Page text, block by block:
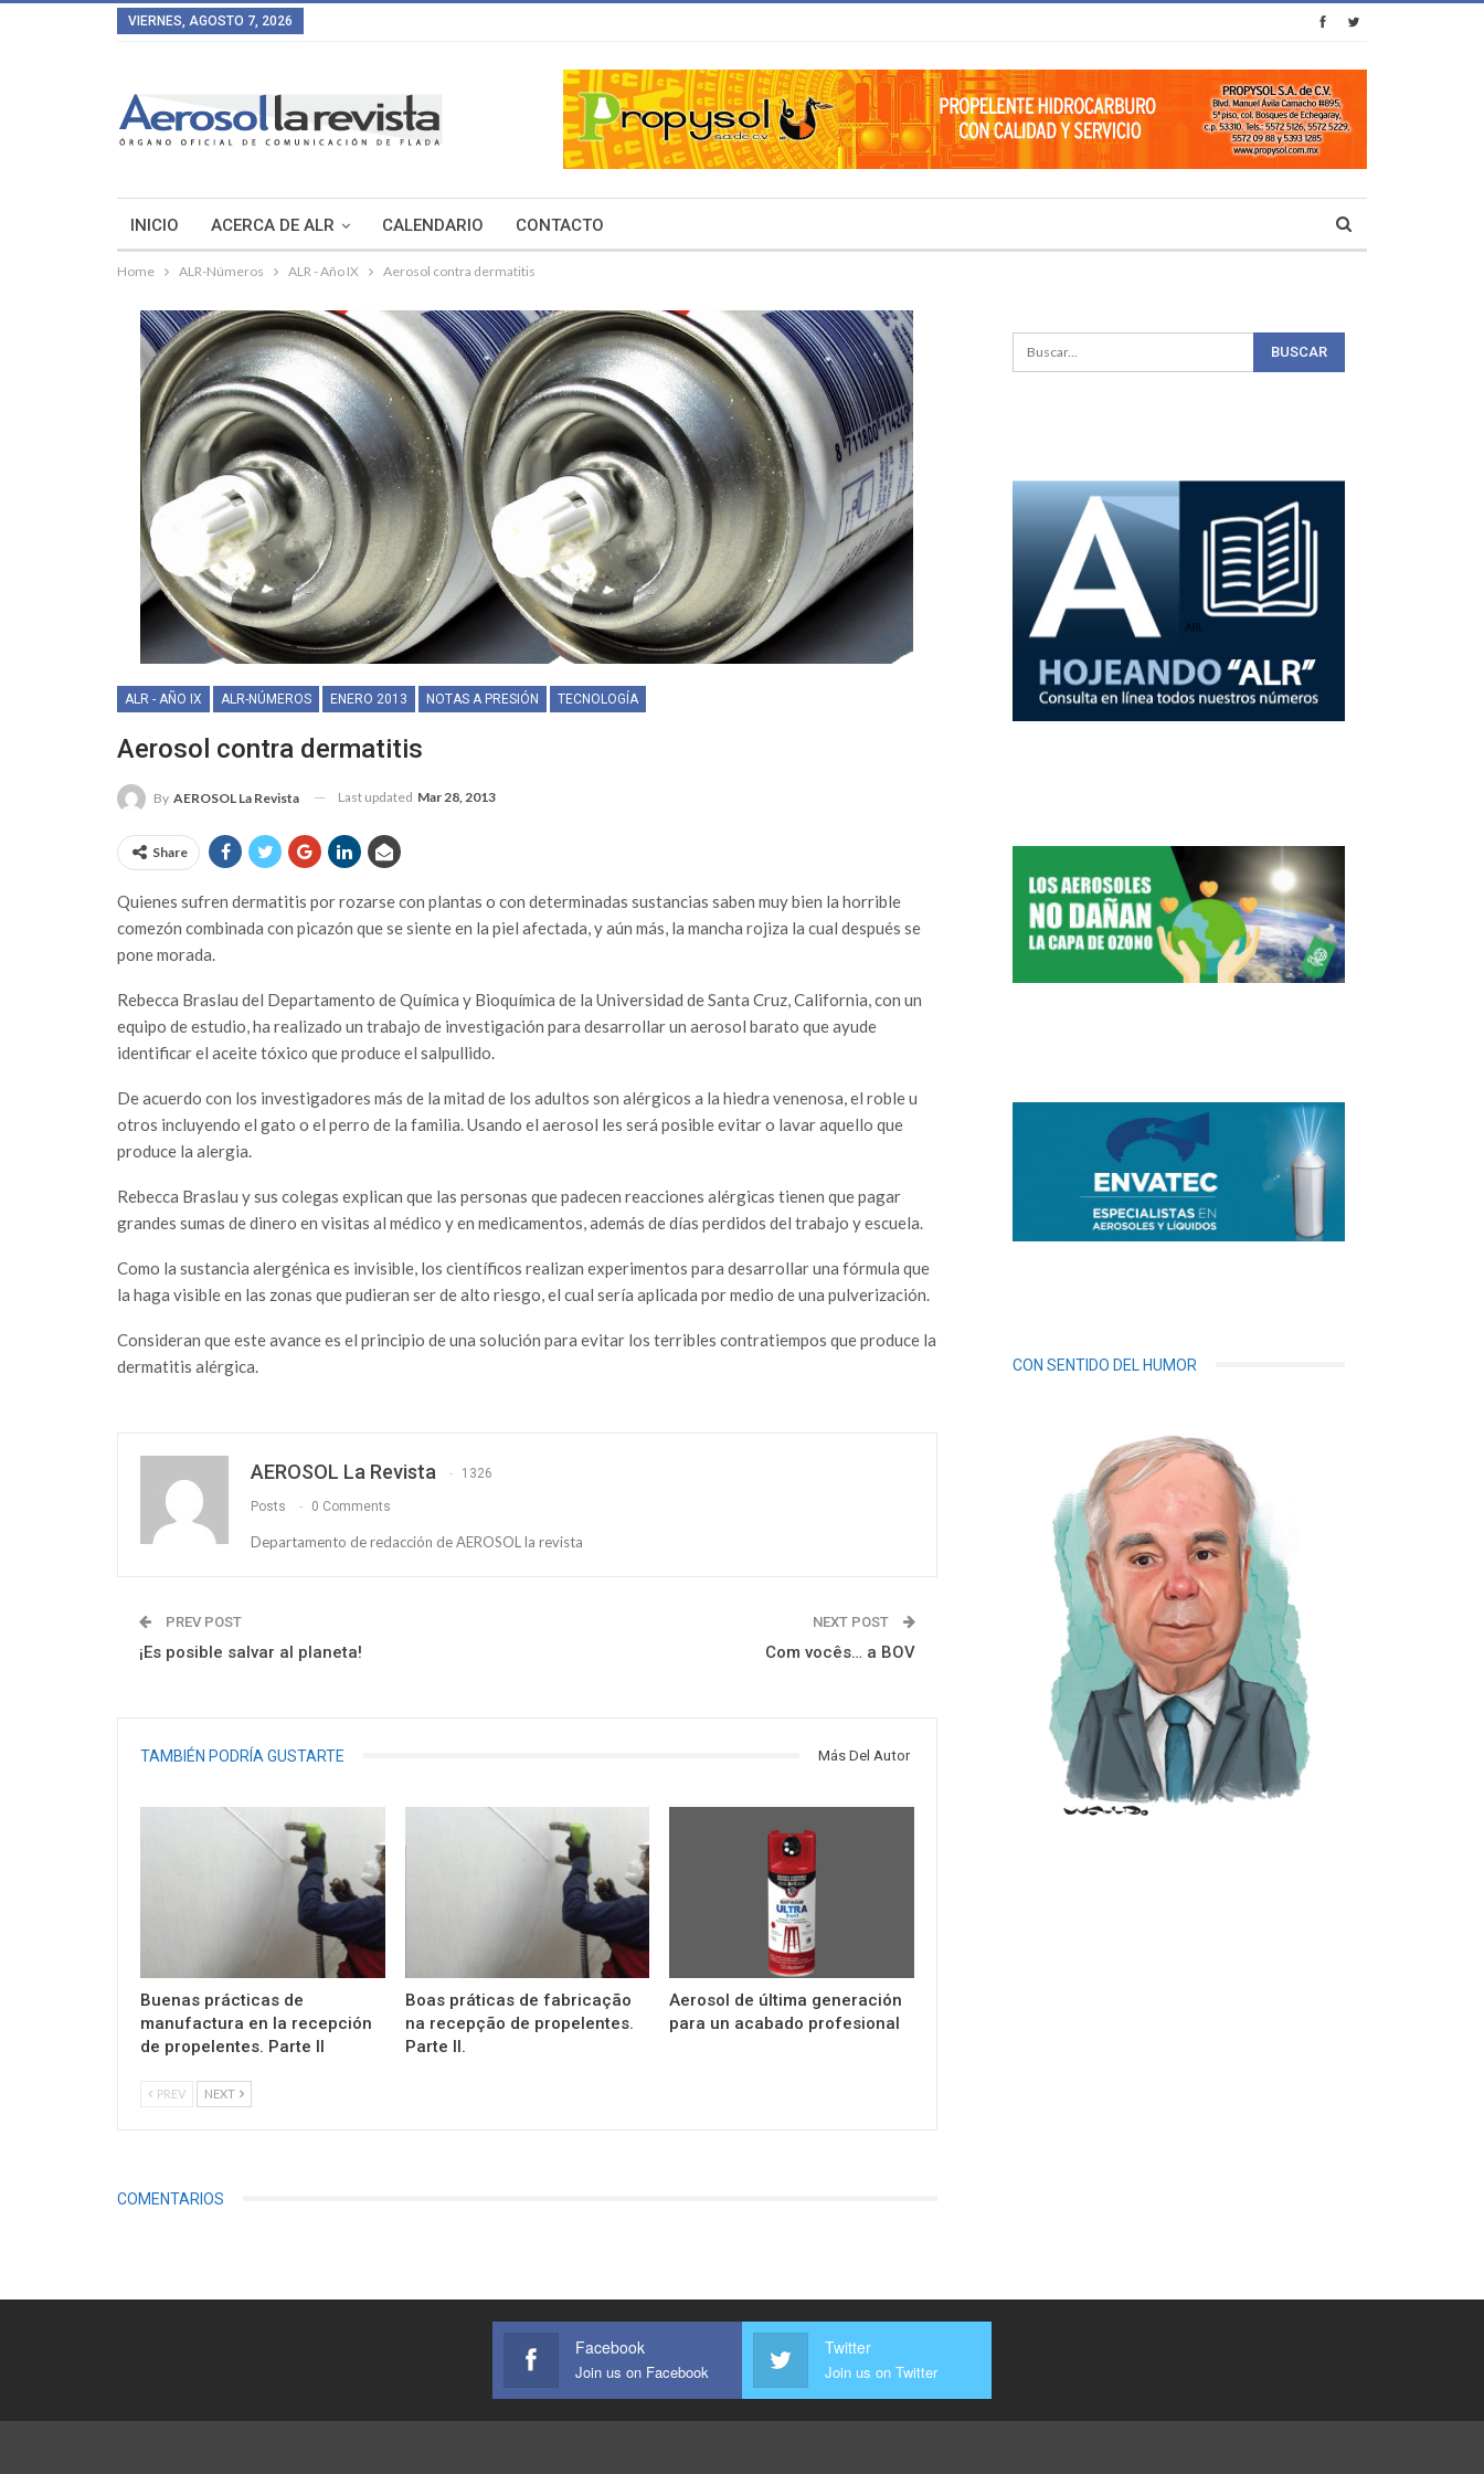
VIERNES, AGOSTO 7, 2026
INICIO ACERCA DE ALR CALENDARIO CONTACTO
Home ALR-Números ALR - Año IX Aerosol contra dermatitis
ALR - AÑO IX ALR-NÚMEROS ENERO 2013 NOTAS A PRESIÓN TECNOLOGÍA
Aerosol contra dermatitis
By AEROSOL La Revista Last updated Mar 28, 2013
Share
Quienes sufren dermatitis por rozarse con plantas o con determinadas sustancias saben muy bien la horrible
comezón combinada con picazón que se siente en la piel afectada, y aún más, la mancha rojiza la cual después se
pone morada.
Rebecca Braslau del Departamento de Química y Bioquímica de la Universidad de Santa Cruz, California, con un
equipo de estudio, ha realizado un trabajo de investigación para desarrollar un aerosol barato que ayude
identificar el aceite tóxico que produce el salpullido.
De acuerdo con los investigadores más de la mitad de los adultos son alérgicos a la hiedra venenosa, el roble u
otros incluyendo el gato o el perro de la familia. Usando el aerosol les será posible evitar o lavar aquello que
produce la alergia.
Rebecca Braslau y sus colegas explican que las personas que padecen reacciones alérgicas tienen que pagar
grandes sumas de dinero en visitas al médico y en medicamentos, además de días perdidos del trabajo y escuela.
Como la sustancia alergénica es invisible, los científicos realizan experimentos para desarrollar una fórmula que
la haga visible en las zonas que pudieran ser de alto riesgo, el cual sería aplicada por medio de una pulverización.
Consideran que este avance es el principio de una solución para evitar los terribles contratiempos que produce la
dermatitis alérgica.
AEROSOL La Revista 1326
Posts 0 Comments
Departamento de redacción de AEROSOL la revista
PREV POST
¡Es posible salvar al planeta!
NEXT POST
Com vocês… a BOV
TAMBIÉN PODRÍA GUSTARTE Más Del Autor
Buenas prácticas de
manufactura en la recepción
de propelentes. Parte II
Boas práticas de fabricação
na recepção de propelentes.
Parte II.
Aerosol de última generación
para un acabado profesional
PREV NEXT
COMENTARIOS
CON SENTIDO DEL HUMOR
Facebook
Join us on Facebook
Twitter
Join us on Twitter